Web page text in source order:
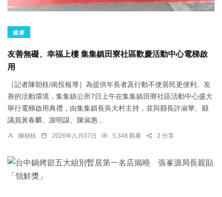
健康
友善無礙、幸福上樓 集集鎮田寮社區歡慶活動中心電梯啟
用
［記者陳朝枝/南投報導］為提供年長者及行動不便居民更便利、友
善的活動環境，集集鎮公所7日上午在集集鎮田寮社區活動中心盛大
舉行電梯啟用典禮，由集集鎮長吳大村主持，並與縣長許淑華、縣
議員黃春麟、謝明謀、陳淑惠...
陳朝枝 2026年八月07日 5,348 觀看 2 分享